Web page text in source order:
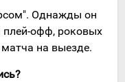
Однажды он
плей-офф, роковых
на выезде.